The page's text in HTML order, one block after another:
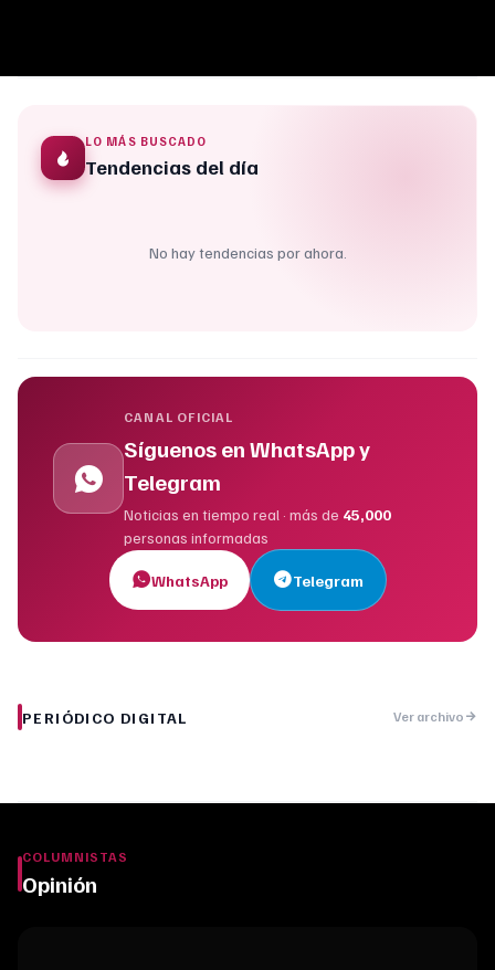
LO MÁS BUSCADO
Tendencias del día
No hay tendencias por ahora.
CANAL OFICIAL
Síguenos en WhatsApp y
Telegram
Noticias en tiempo real · más de 45,000
personas informadas
WhatsApp Telegram
PERIÓDICO DIGITAL Ver archivo
COLUMNISTAS
Opinión